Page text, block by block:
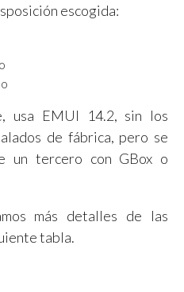
escogida:
usa EMUI 14.2, sin los
de fábrica, pero se
un tercero con GBox o
más detalles de las
tabla.